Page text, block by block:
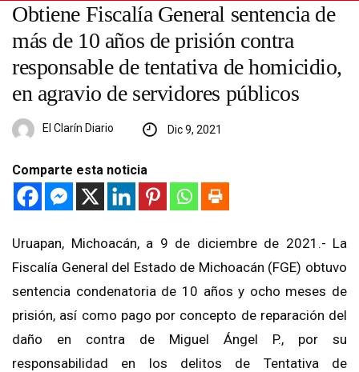
Obtiene Fiscalía General sentencia de
más de 10 años de prisión contra
responsable de tentativa de homicidio,
en agravio de servidores públicos
El Clarín Diario Dic 9, 2021
Comparte esta noticia
Uruapan, Michoacán, a 9 de diciembre de 2021.- La
Fiscalía General del Estado de Michoacán (FGE) obtuvo
sentencia condenatoria de 10 años y ocho meses de
prisión, así como pago por concepto de reparación del
daño en contra de Miguel Ángel P., por su
responsabilidad en los delitos de Tentativa de